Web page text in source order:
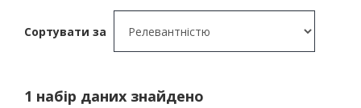
Сортувати за
1 набір даних знайдено